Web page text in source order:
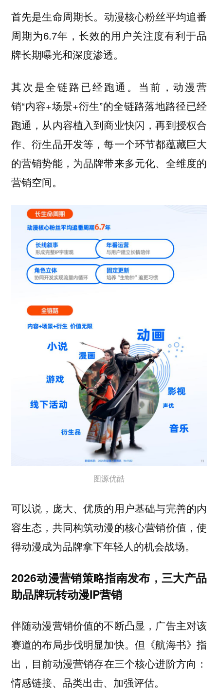
首先是生命周期长。 动漫核心粉丝平均追番
周期为6.7年，长效的用户关注度有利于品
牌长期曝光和深度渗透。
其次是全链路已经跑通 。当前，动漫营
销“内容+场景+衍生”的全链路落地路径已经
跑通，从内容植入到商业快闪，再到授权合
作、衍生品开发等，每一个环节都蕴藏巨大
的营销势能，为品牌带来多元化、全维度的
营销空间。
图源优酷
可以说，庞大、优质的用户基础与完善的内
容生态，共同构筑动漫的核心营销价值，使
得动漫成为品牌拿下年轻人的机会战场。
2026动漫营销策略指南发布，三大产品
助品牌玩转动漫IP营销
伴随动漫营销价值的不断凸显，广告主对该
赛道的布局步伐明显加快。但《航海书》指
出， 目前动漫营销存在三个核心进阶方向：
情感链接、品类出击、加强评估。